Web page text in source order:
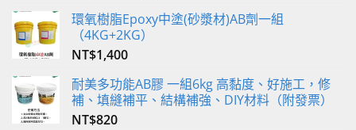
環氧樹脂Epoxy中塗(砂漿材)AB劑一組
（4KG+2KG）
NT$1,400
耐美多功能AB膠 一組6kg 高黏度、好施工，修
補、填縫補平、結構補強、DIY材料（附發票）
NT$820